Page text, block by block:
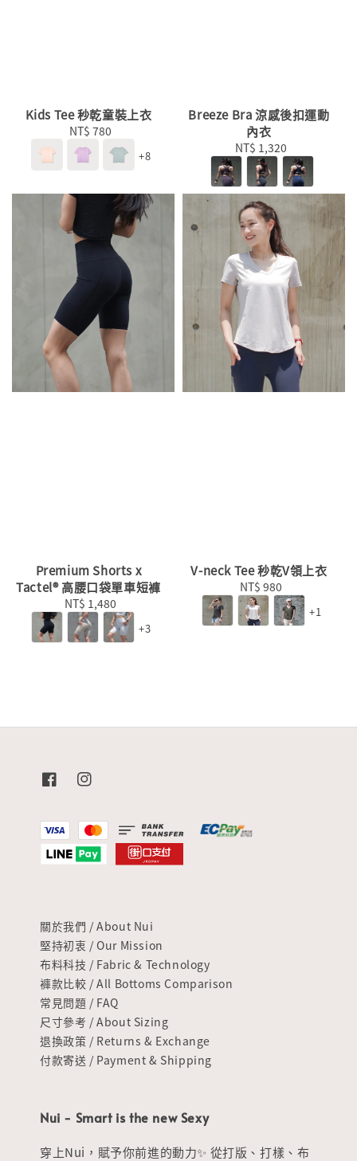
Kids Tee 秒乾童裝上衣
Regular
price
NT$ 780
+8
Breeze Bra 涼感後扣運動
內衣
Regular
price
NT$ 1,320
Premium Shorts x
Tactel® 高腰口袋單車短褲
Regular
price
NT$ 1,480
+3
V-neck Tee 秒乾V領上衣
Regular
price
NT$ 980
+1
關於我們 / About Nui
堅持初衷 / Our Mission
布料科技 / Fabric & Technology
褲款比較 / All Bottoms Comparison
常見問題 / FAQ
尺寸參考 / About Sizing
退換政策 / Returns & Exchange
付款寄送 / Payment & Shipping
Nui - Smart is the new Sexy
穿上Nui，賦予你前進的動力✨ 從打版、打樣、布